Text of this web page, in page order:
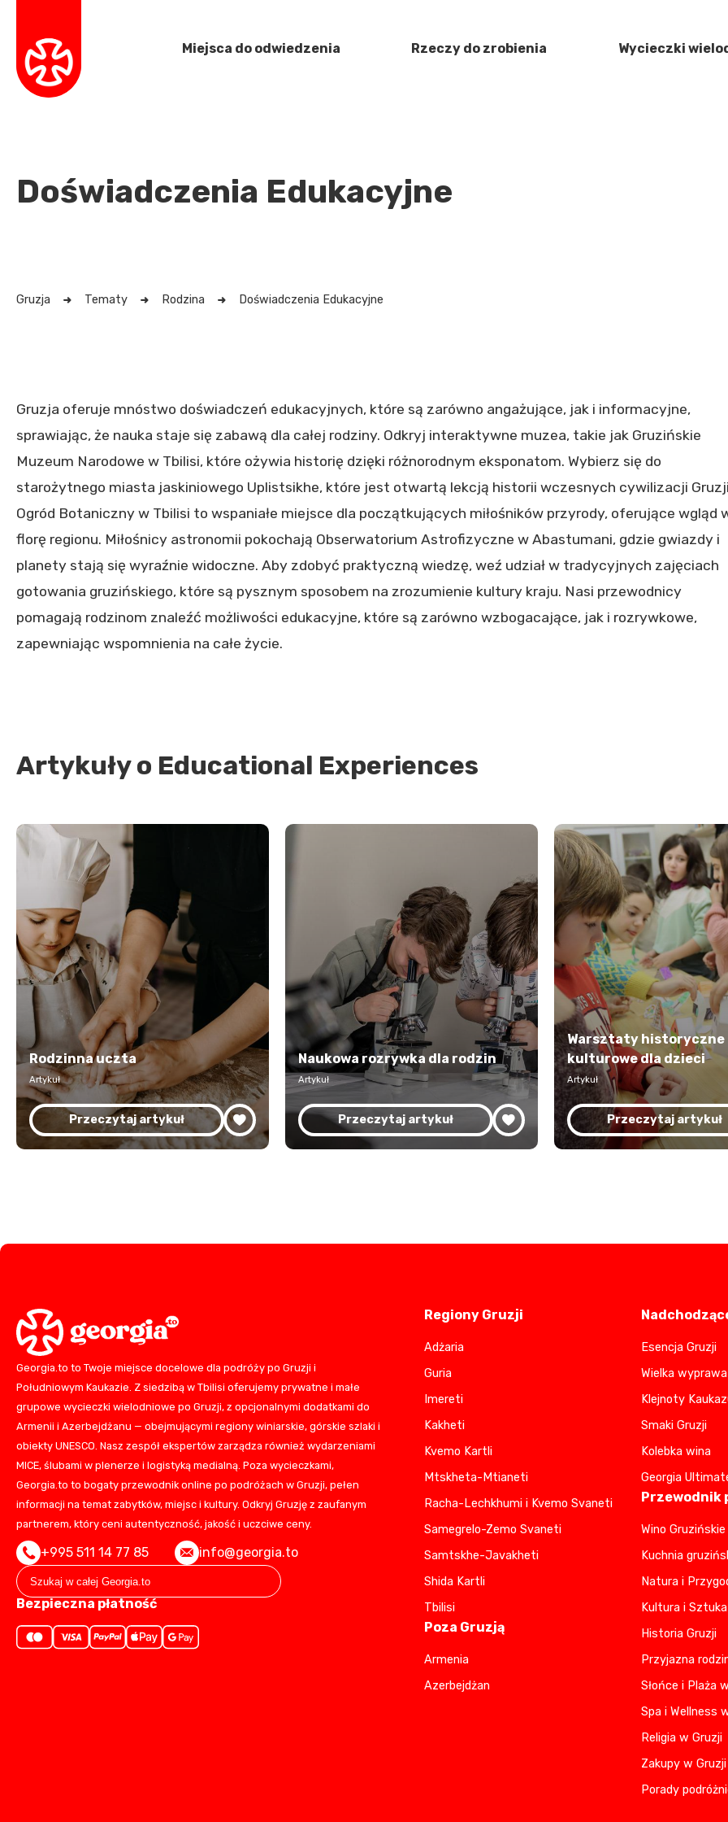
Miejsca do odwiedzenia Rzeczy do zrobienia Wycieczki
Doświadczenia Edukacyjne
Gruzja Tematy Rodzina Doświadczenia Edukacyjne
Gruzja oferuje mnóstwo doświadczeń edukacyjnych, które są zarówno angażujące, jak i informacyjne,
sprawiając, że nauka staje się zabawą dla całej rodziny. Odkryj interaktywne muzea, takie jak Gruzińskie
Muzeum Narodowe w Tbilisi, które ożywia historię dzięki różnorodnym eksponatom. Wybierz się do
starożytnego miasta jaskiniowego Uplistsikhe, które jest otwartą lekcją historii wczesnych cywilizacji
Ogród Botaniczny w Tbilisi to wspaniałe miejsce dla początkujących miłośników przyrody, oferujące wgląd
florę regionu. Miłośnicy astronomii pokochają Obserwatorium Astrofizyczne w Abastumani, gdzie gwiazdy i
planety stają się wyraźnie widoczne. Aby zdobyć praktyczną wiedzę, weź udział w tradycyjnych zajęciach
gotowania gruzińskiego, które są pysznym sposobem na zrozumienie kultury kraju. Nasi przewodnicy
pomagają rodzinom znaleźć możliwości edukacyjne, które są zarówno wzbogacające, jak i rozrywkowe,
zapewniając wspomnienia na całe życie.
Artykuły o Educational Experiences
Rodzinna uczta
Artykuł
Przeczytaj artykuł
Naukowa rozrywka dla rodzin
Artykuł
Przeczytaj artykuł
Warsztaty historyczne
kulturowe dla dzieci
Artykuł
Przeczytaj artykuł
Georgia.to to Twoje miejsce docelowe dla podróży po Gruzji i
Południowym Kaukazie. Z siedzibą w Tbilisi oferujemy prywatne i małe
grupowe wycieczki wielodniowe po Gruzji, z opcjonalnymi dodatkami do
Armenii i Azerbejdżanu — obejmującymi regiony winiarskie, górskie szlaki i
obiekty UNESCO. Nasz zespół ekspertów zarządza również wydarzeniami
MICE, ślubami w plenerze i logistyką medialną. Poza wycieczkami,
Georgia.to to bogaty przewodnik online po podróżach w Gruzji, pełen
informacji na temat zabytków, miejsc i kultury. Odkryj Gruzję z zaufanym
partnerem, który ceni autentyczność, jakość i uczciwe ceny.
+995 511 14 77 85 info@georgia.to
Bezpieczna płatność
Regiony Gruzji
Adżaria
Guria
Imereti
Kakheti
Kvemo Kartli
Mtskheta-Mtianeti
Racha-Lechkhumi i Kvemo Svaneti
Samegrelo-Zemo Svaneti
Samtskhe-Javakheti
Shida Kartli
Tbilisi
Poza Gruzją
Armenia
Azerbejdżan
Esencja Gruzji
Wielka
Klejnoty
Smaki Gruzji
Kolebka wina
Georgia
Przewodnik
Wino Gruzińskie
Kuchnia
Natura i
Kultura i
Historia Gruzji
Przyjazna
Słońce i Plaża
Spa i Wellness
Religia w Gruzji
Zakupy w Gruzji
Porady